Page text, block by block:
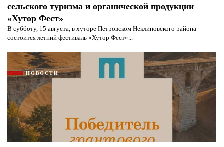
сельского туризма и органической продукции
«Хутор Фест»
В субботу, 15 августа, в хуторе Петровском Неклиновского района
состоится летний фестиваль «Хутор Фест»...
НОВОСТИ